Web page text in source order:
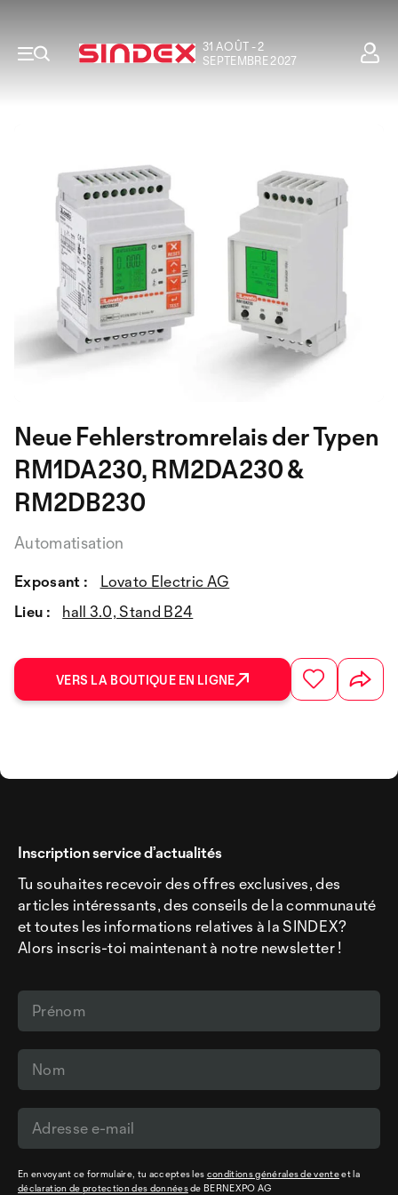
31 AOÛT - 2
SEPTEMBRE 2027
Neue Fehlerstromrelais der Typen
RM1DA230, RM2DA230 &
RM2DB230
Automatisation
Exposant :
Lovato Electric AG
Lieu :
hall 3.0, Stand B24
VERS LA BOUTIQUE EN LIGNE
Inscription service d’actualités
Tu souhaites recevoir des offres exclusives, des
articles intéressants, des conseils de la communauté
et toutes les informations relatives à la SINDEX?
Alors inscris-toi maintenant à notre newsletter !
En envoyant ce formulaire, tu acceptes les conditions générales de venteet la
déclaration de protection des donnéesde BERNEXPO AG